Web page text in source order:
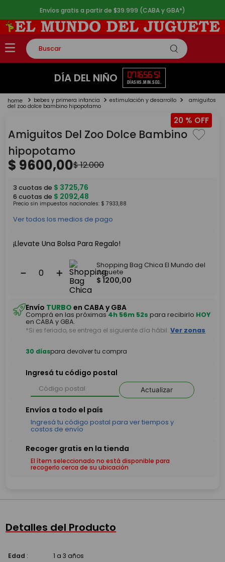
Envíos gratis a partir de $39.999 (CABA y GBA*)
Buscar
TÉRMINOS MÁS BUSCADOS
2.
lego
4.
monopatin
5. toy story
DÍA DEL NIÑO 07
DÍAS
16
HS.
56
MIN.
51
SEG.
bebes y primera infancia estimulación y desarrollo amiguitos
del zoo dolce bambino hipopotamo
20 %
Amiguitos Del Zoo Dolce Bambino
hipopotamo
$ 9600,00$12.000
3 cuotas de $ 3725,76
6 cuotas de $ 2092,48
Precio sin impuestos nacionales: $ 7933,88
Ver todos los medios de pago
¡Llevate Una Bolsa Para Regalo!
＋
－
Shopping Bag Chica El Mundo del
Juguete
$ 1200,00
Envío TURBO en CABA y GBA
Comprá en las próximas4h 56m 52s para recibirlo HOY
en CABA y GBA.
*Si es feriado, se entrega el siguiente día hábil. Ver zonas
30 díaspara devolver tu compra
Ingresá tu código postal
Actualizar
El ítem seleccionado no está disponible para
recogerlo cerca de su ubicación
Detalles del Producto
Edad : 1 a 3 años